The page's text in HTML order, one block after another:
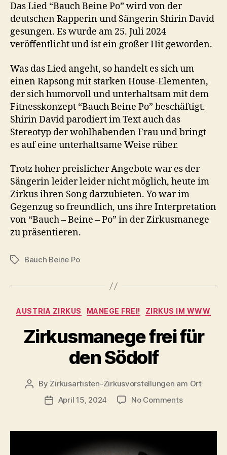
Das Lied “Bauch Beine Po” wird von der
deutschen Rapperin und Sängerin Shirin David
gesungen. Es wurde am 25. Juli 2024
veröffentlicht und ist ein großer Hit geworden.
Was das Lied angeht, so handelt es sich um
einen Rapsong mit starken House-Elementen,
der sich humorvoll und unterhaltsam mit dem
Fitnesskonzept “Bauch Beine Po” beschäftigt.
Shirin David parodiert im Text auch das
Stereotyp der wohlhabenden Frau und bringt
es auf eine unterhaltsame Weise rüber.
Trotz hoher preislicher Angebote war es der
Sängerin leider leider nicht möglich, heute im
Zirkus ihren Song darzubieten. Yo war im
Gegenzug so freundlich, uns ihre Interpretation
von “Bauch – Beine – Po” in der Zirkusmanege
zu präsentieren.
TagsBauch Beine Po
Categories
AUSTRIA ZIRKUS MANEGE FREI! ZIRKUS IM WWW
Zirkusmanege frei für
den Södolf
Post
author
By Zirkusartisten-Zirkusvorstellungen am Ort
PostApril 15, 2024 No Commentson
für